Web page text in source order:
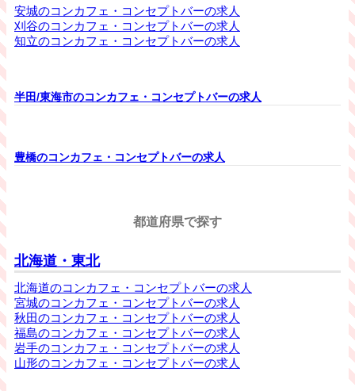
安城のコンカフェ・コンセプトバーの求人
刈谷のコンカフェ・コンセプトバーの求人
知立のコンカフェ・コンセプトバーの求人
半田/東海市のコンカフェ・コンセプトバーの求人
豊橋のコンカフェ・コンセプトバーの求人
都道府県で探す
北海道・東北
北海道のコンカフェ・コンセプトバーの求人
宮城のコンカフェ・コンセプトバーの求人
秋田のコンカフェ・コンセプトバーの求人
福島のコンカフェ・コンセプトバーの求人
岩手のコンカフェ・コンセプトバーの求人
山形のコンカフェ・コンセプトバーの求人